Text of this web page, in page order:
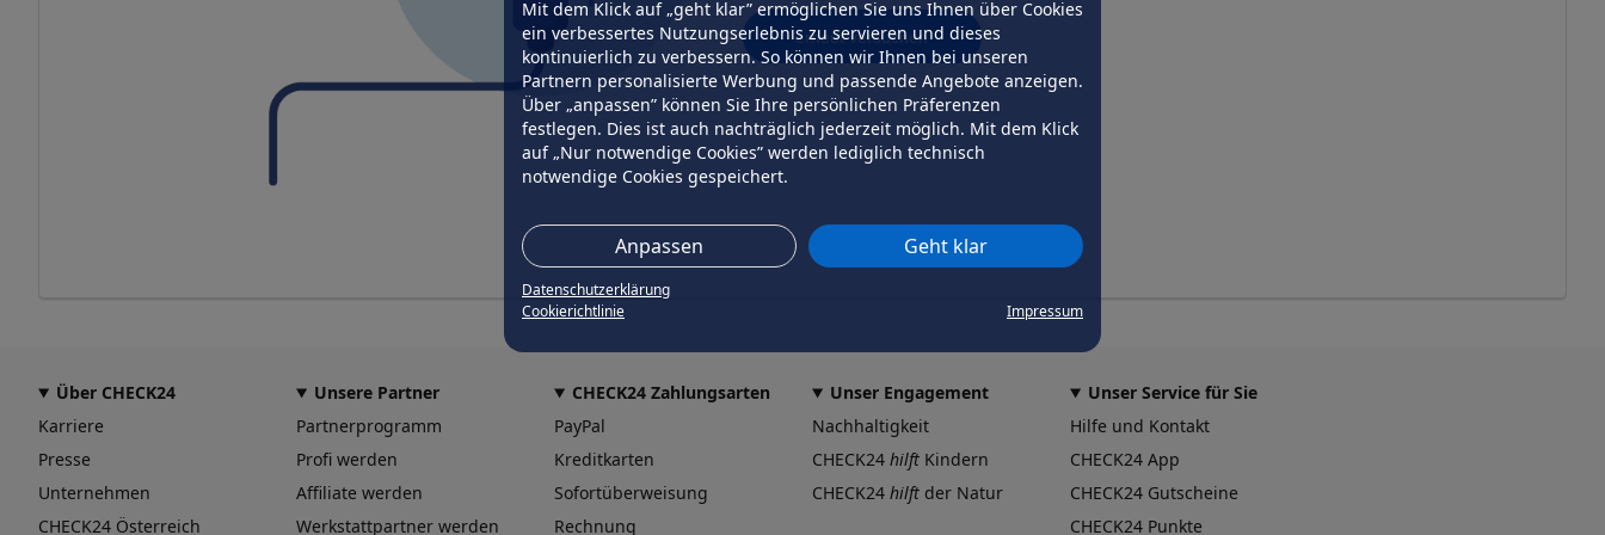
Mit dem Klick auf „geht klar” ermöglichen Sie uns Ihnen über Cookies
ein verbessertes Nutzungserlebnis zu servieren und dieses
kontinuierlich zu verbessern. So können wir Ihnen bei unseren
Partnern personalisierte Werbung und passende Angebote anzeigen.
Über „anpassen” können Sie Ihre persönlichen Präferenzen
festlegen. Dies ist auch nachträglich jederzeit möglich. Mit dem Klick
auf „Nur notwendige Cookies” werden lediglich technisch
notwendige Cookies gespeichert.
Anpassen Geht klar
Datenschutzerklärung
Cookierichtlinie
Impressum
erneut versuchen
Über CHECK24
Karriere
Presse
Unternehmen
CHECK24 Österreich
Unsere Partner
Partnerprogramm
Profi werden
Affiliate werden
Werkstattpartner werden
CHECK24 Zahlungsarten
PayPal
Kreditkarten
Sofortüberweisung
Rechnung
Unser Engagement
Nachhaltigkeit
CHECK24 hilft Kindern
CHECK24 hilft der Natur
Unser Service für Sie
Hilfe und Kontakt
CHECK24 App
CHECK24 Gutscheine
CHECK24 Punkte